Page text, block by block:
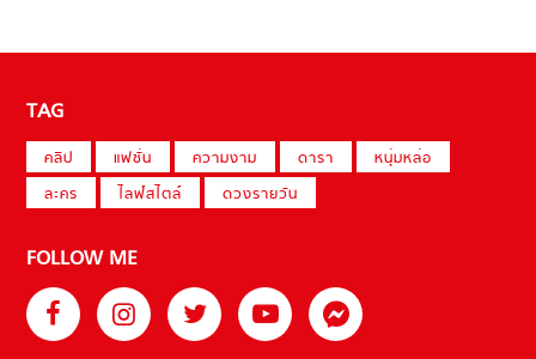
TAG
คลิป แฟชั่น ความงาม ดารา
หนุ่มหล่อ
ละคร
ไลฟ์สไตล์ ดวงรายวัน
FOLLOW ME